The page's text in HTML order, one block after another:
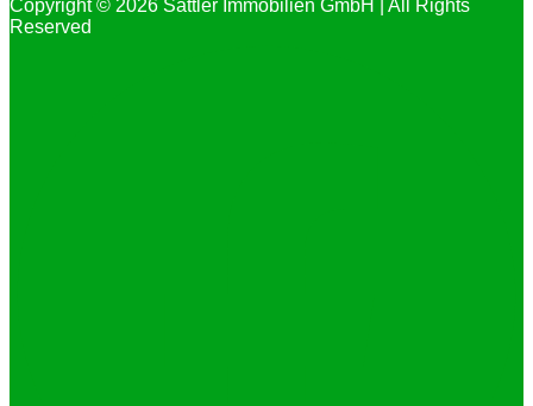
Copyright © 2026 Sattler Immobilien GmbH | All Rights
Reserved